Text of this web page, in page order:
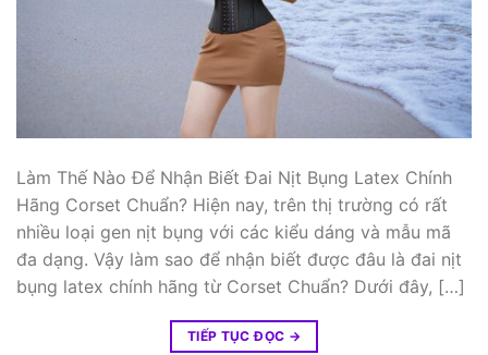
Làm Thế Nào Để Nhận Biết Đai Nịt Bụng Latex Chính
Hãng Corset Chuẩn? Hiện nay, trên thị trường có rất
nhiều loại gen nịt bụng với các kiểu dáng và mẫu mã
đa dạng. Vậy làm sao để nhận biết được đâu là đai nịt
bụng latex chính hãng từ Corset Chuẩn? Dưới đây, […]
TIẾP TỤC ĐỌC →